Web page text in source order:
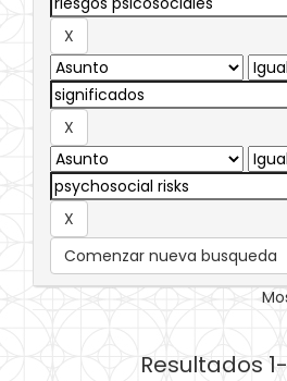
Comenzar nueva busqueda
Resultados 1-